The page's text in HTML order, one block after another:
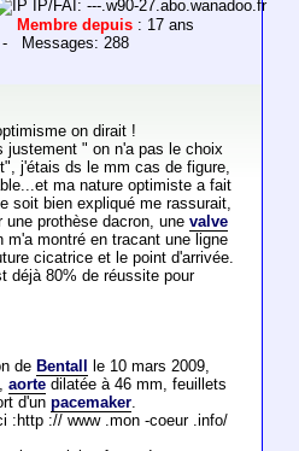
IP/FAI: ---.w90-27.abo.wanadoo.fr
Membre depuis : 17 ans
- Messages: 288
on dirait !
justement " on n'a pas le choix
j'étais ds le mm cas de figure,
ma nature optimiste a fait
soit bien expliqué me rassurait,
prothèse dacron, une valve
m'a montré en tracant une ligne
cicatrice et le point d'arrivée.
déjà 80% de réussite pour
de Bentall
le 10 mars 2009,
aortedilatée à 46 mm, feuillets
d'un pacemaker.
:http :// www .mon -coeur .info/